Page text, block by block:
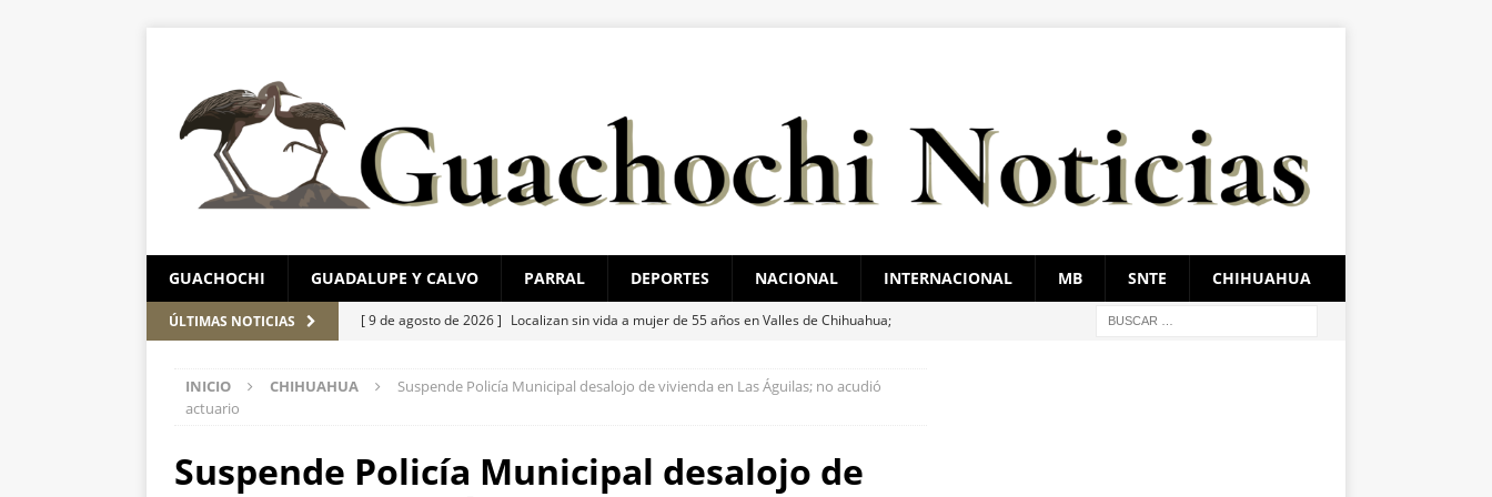
GUACHOCHI GUADALUPE Y CALVO PARRAL DEPORTES NACIONAL INTERNACIONAL MB SNTE CHIHUAHUA
ÚLTIMAS NOTICIAS [ 9 de agosto de 2026 ] Localizan sin vida a mujer de 55 años en Valles de Chihuahua;
[ 8 de agosto de 2026 ] Se mantiene vigilancia ante celdas de tormenta en Aldama
[ 8 de agosto de 2026 ] Muere por sobredosis en su casa de la colonia Juan Güereca
INICIO CHIHUAHUA
Suspende Policía Municipal desalojo de vivienda en Las Águilas; no acudió
actuario
Suspende Policía Municipal desalojo de